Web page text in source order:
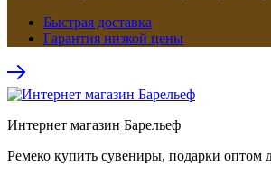
Быстрая доставка
Гарантия низкой цены
Интернет магазин Барельеф
Ремеко купить сувениры, подарки оптом